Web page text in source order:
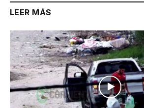
LEER MÁS